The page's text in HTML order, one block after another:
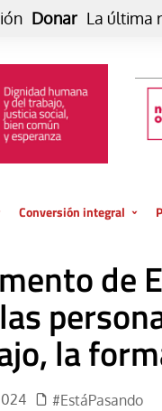
Donar La última
Conversión integral
de vida… es posible
El cuidado de la creación
Experiencia
Cultura
Libro
de
la
#EstáPasando